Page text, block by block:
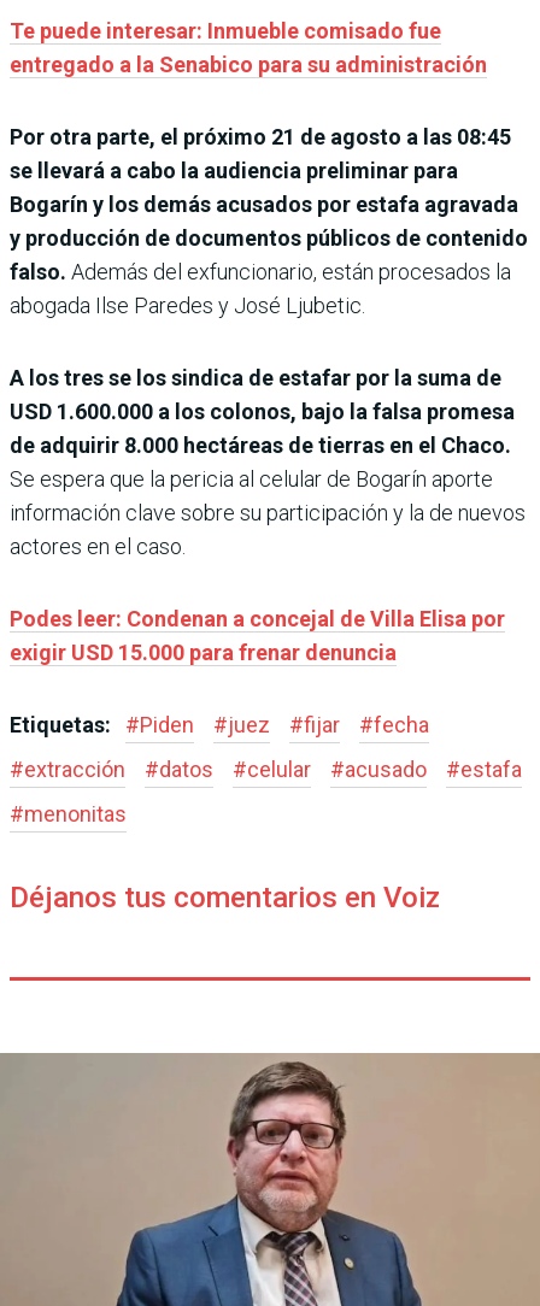
Te puede interesar: Inmueble comisado fue
entregado a la Senabico para su administración
Por otra parte, el próximo 21 de agosto a las 08:45
se llevará a cabo la audiencia preliminar para
Bogarín y los demás acusados por estafa agravada
y producción de documentos públicos de contenido
falso. Además del exfuncionario, están procesados la
abogada Ilse Paredes y José Ljubetic.
A los tres se los sindica de estafar por la suma de
USD 1.600.000 a los colonos, bajo la falsa promesa
de adquirir 8.000 hectáreas de tierras en el Chaco.
Se espera que la pericia al celular de Bogarín aporte
información clave sobre su participación y la de nuevos
actores en el caso.
Podes leer: Condenan a concejal de Villa Elisa por
exigir USD 15.000 para frenar denuncia
Etiquetas: #Piden #juez #fijar #fecha
#extracción #datos #celular #acusado #estafa
#menonitas
Déjanos tus comentarios en Voiz